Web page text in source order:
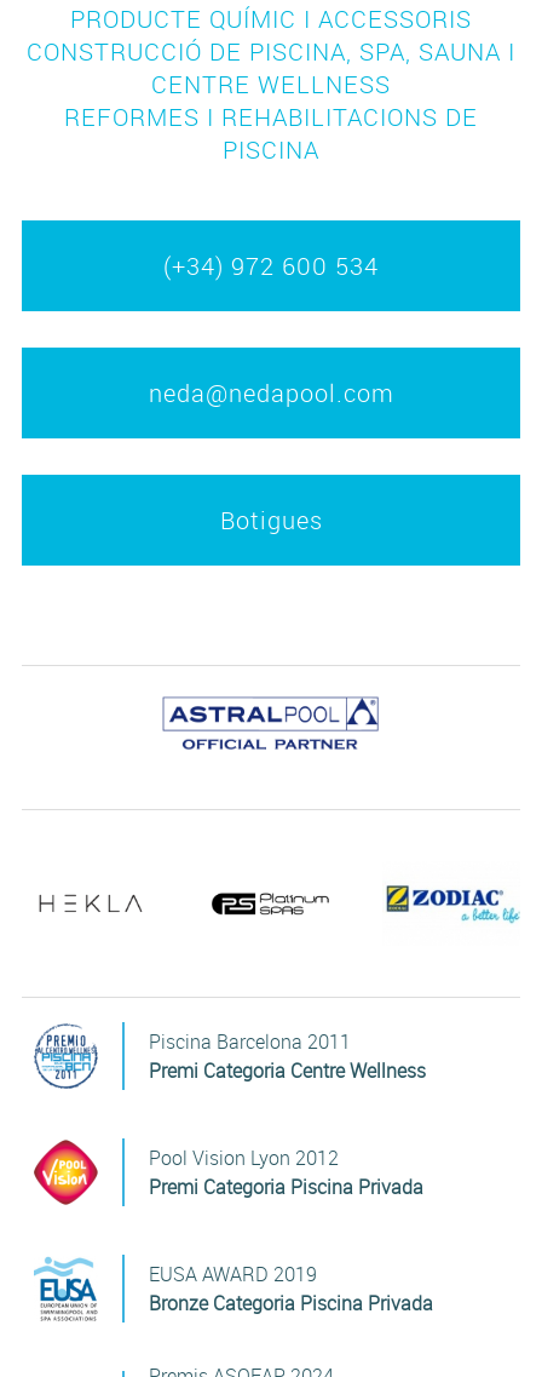
PRODUCTE QUÍMIC I ACCESSORIS
CONSTRUCCIÓ DE PISCINA, SPA, SAUNA I
CENTRE WELLNESS
REFORMES I REHABILITACIONS DE
PISCINA
(+34) 972 600 534
neda@nedapool.com
Botigues
Piscina Barcelona 2011
Premi Categoria Centre Wellness
Pool Vision Lyon 2012
Premi Categoria Piscina Privada
EUSA AWARD 2019
Bronze Categoria Piscina Privada